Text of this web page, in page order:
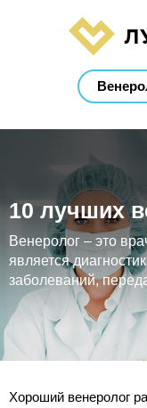
10 лучших
Венеролог – это
является
заболеваний,
Хороший венеролог